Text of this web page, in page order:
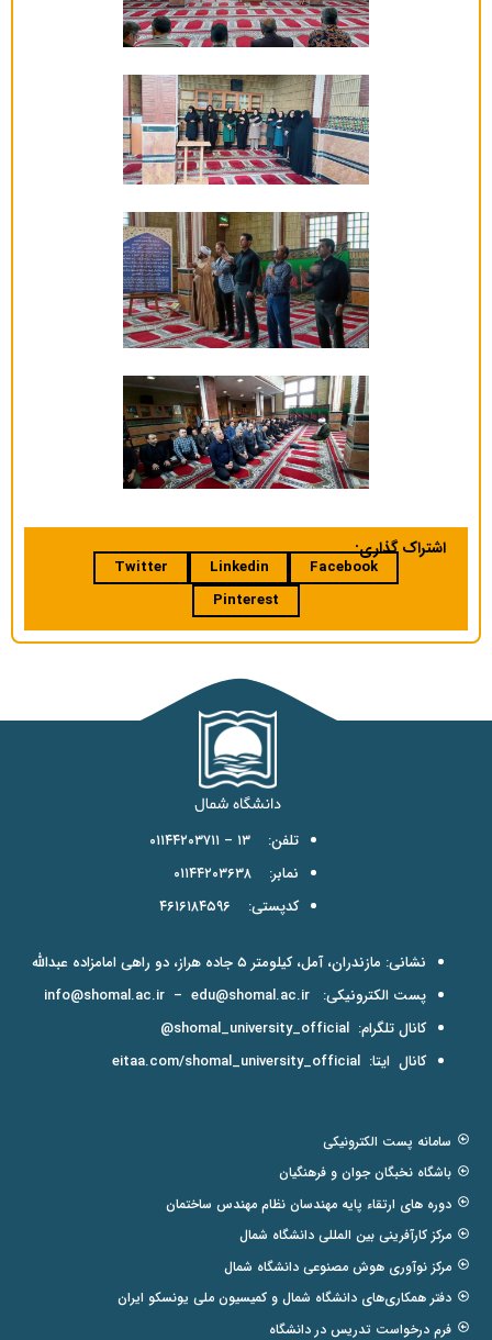
اشتراک گذاری:
Facebook
Linkedin
Twitter
Pinterest
تلفن: ۱۳ – ۰۱۱۴۴۲۰۳۷۱۱
نمابر: ۰۱۱۴۴۲۰۳۶۳۸
کدپستی: ۴۶۱۶۱۸۴۵۹۶
نشانی: مازندران، آمل، کیلومتر ۵ جاده هراز، دو راهی امامزاده عبدالله
پست الکترونیکی:
info@shomal.ac.ir – edu@shomal.ac.ir
کانال تلگرام: shomal_university_official@
کانال ایتا: eitaa.com/shomal_university_official
سامانه پست الکترونیکی
باشگاه نخبگان جوان و فرهنگیان
دوره های ارتقاء پایه مهندسان نظام مهندس ساختمان
مرکز کارآفرینی بین المللی دانشگاه شمال
مرکز نوآوری هوش مصنوعی دانشگاه شمال
دفتر همکاری‌های دانشگاه شمال و کمیسیون ملی یونسکو ایران
فرم درخواست تدریس در دانشگاه